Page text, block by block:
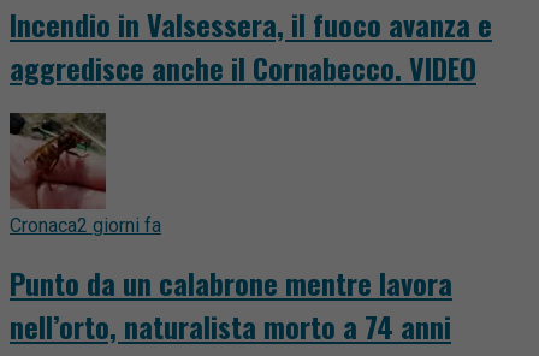
Incendio in Valsessera, il fuoco avanza e
aggredisce anche il Cornabecco. VIDEO
Cronaca2 giorni fa
Punto da un calabrone mentre lavora
nell’orto, naturalista morto a 74 anni